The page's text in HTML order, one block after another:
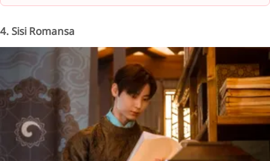
4. Sisi Romansa